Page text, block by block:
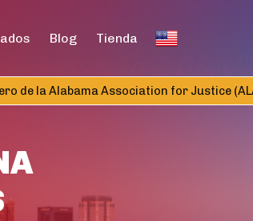
Blog Tienda
la Alabama Association for Justice (ALAJ).